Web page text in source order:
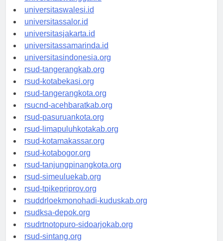
universitaswanggar.id
universitaswalesi.id
universitassalor.id
universitasjakarta.id
universitassamarinda.id
universitasindonesia.org
rsud-tangerangkab.org
rsud-kotabekasi.org
rsud-tangerangkota.org
rsucnd-acehbaratkab.org
rsud-pasuruankota.org
rsud-limapuluhkotakab.org
rsud-kotamakassar.org
rsud-kotabogor.org
rsud-tanjungpinangkota.org
rsud-simeuluekab.org
rsud-tpikepriprov.org
rsuddrloekmonohadi-kuduskab.org
rsudksa-depok.org
rsudrtnotopuro-sidoarjokab.org